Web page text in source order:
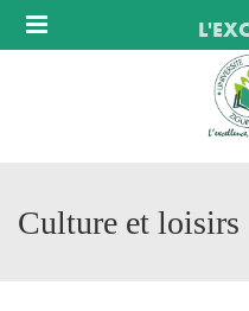
Menu
Culture et loisirs